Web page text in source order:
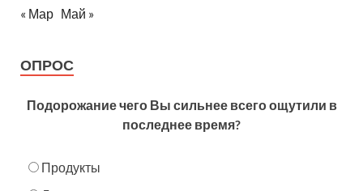
« Мар Май »
ОПРОС
Подорожание чего Вы сильнее всего ощутили в
последнее время?
Продукты